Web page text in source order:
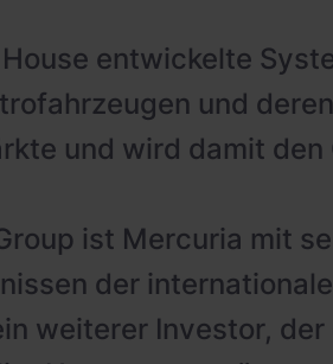
entwickelte
und
und wird damit
ist Mercuria mit
der
weiterer Investor,